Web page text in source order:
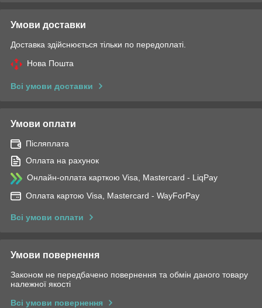
Умови доставки
Доставка здійснюється тільки по передоплаті.
Нова Пошта
Всі умови доставки
Умови оплати
Післяплата
Оплата на рахунок
Онлайн-оплата карткою Visa, Mastercard - LiqPay
Оплата картою Visa, Mastercard - WayForPay
Всі умови оплати
Умови повернення
Законом не передбачено повернення та обмін даного товару
належної якості
Всі умови повернення